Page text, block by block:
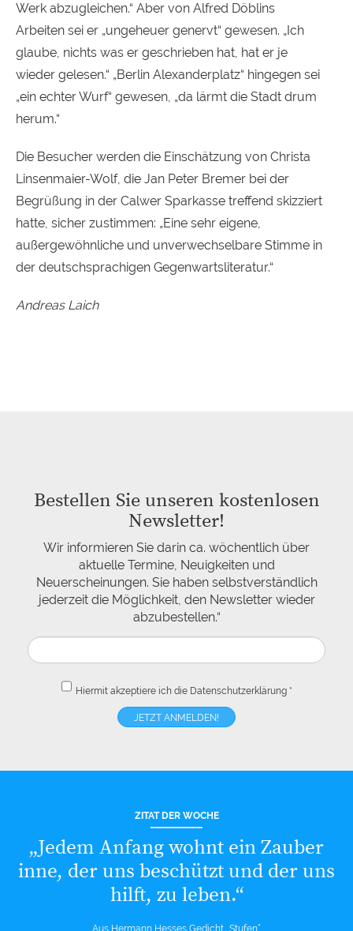
Werk abzugleichen.“ Aber von Alfred Döblins
Arbeiten sei er „ungeheuer genervt“ gewesen. „Ich
glaube, nichts was er geschrieben hat, hat er je
wieder gelesen.“ „Berlin Alexanderplatz“ hingegen sei
„ein echter Wurf“ gewesen, „da lärmt die Stadt drum
herum.“
Die Besucher werden die Einschätzung von Christa
Linsenmaier-Wolf, die Jan Peter Bremer bei der
Begrüßung in der Calwer Sparkasse treffend skizziert
hatte, sicher zustimmen: „Eine sehr eigene,
außergewöhnliche und unverwechselbare Stimme in
der deutschsprachigen Gegenwartsliteratur.“
Andreas Laich
Bestellen Sie unseren kostenlosen
Newsletter!
Wir informieren Sie darin ca. wöchentlich über
aktuelle Termine, Neuigkeiten und
Neuerscheinungen. Sie haben selbstverständlich
jederzeit die Möglichkeit, den Newsletter wieder
abzubestellen.“
Hiermit akzeptiere ich die Datenschutzerklärung*
ZITAT DER WOCHE
„Jedem Anfang wohnt ein Zauber
inne, der uns beschützt und der uns
hilft, zu leben.“